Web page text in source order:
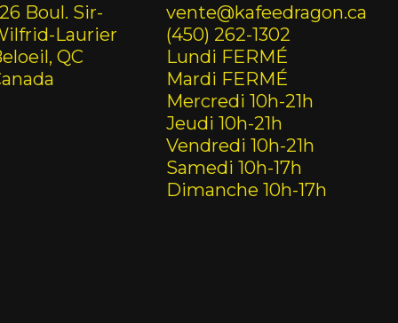
Boul. Sir-
Laurier
QC
vente@kafeedragon.ca
(450) 262-1302
Lundi FERMÉ
Mardi FERMÉ
Mercredi 10h-21h
Jeudi 10h-21h
Vendredi 10h-21h
Samedi 10h-17h
Dimanche 10h-17h